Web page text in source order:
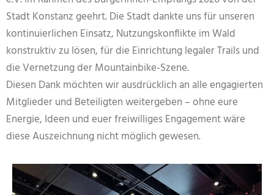
Stadt Konstanz geehrt. Die Stadt dankte uns für unseren
kontinuierlichen Einsatz, Nutzungskonflikte im Wald
konstruktiv zu lösen, für die Einrichtung legaler Trails und
die Vernetzung der Mountainbike-Szene.
Diesen Dank möchten wir ausdrücklich an alle engagierten
Mitglieder und Beteiligten weitergeben – ohne eure
Energie, Ideen und euer freiwilliges Engagement wäre
diese Auszeichnung nicht möglich gewesen.